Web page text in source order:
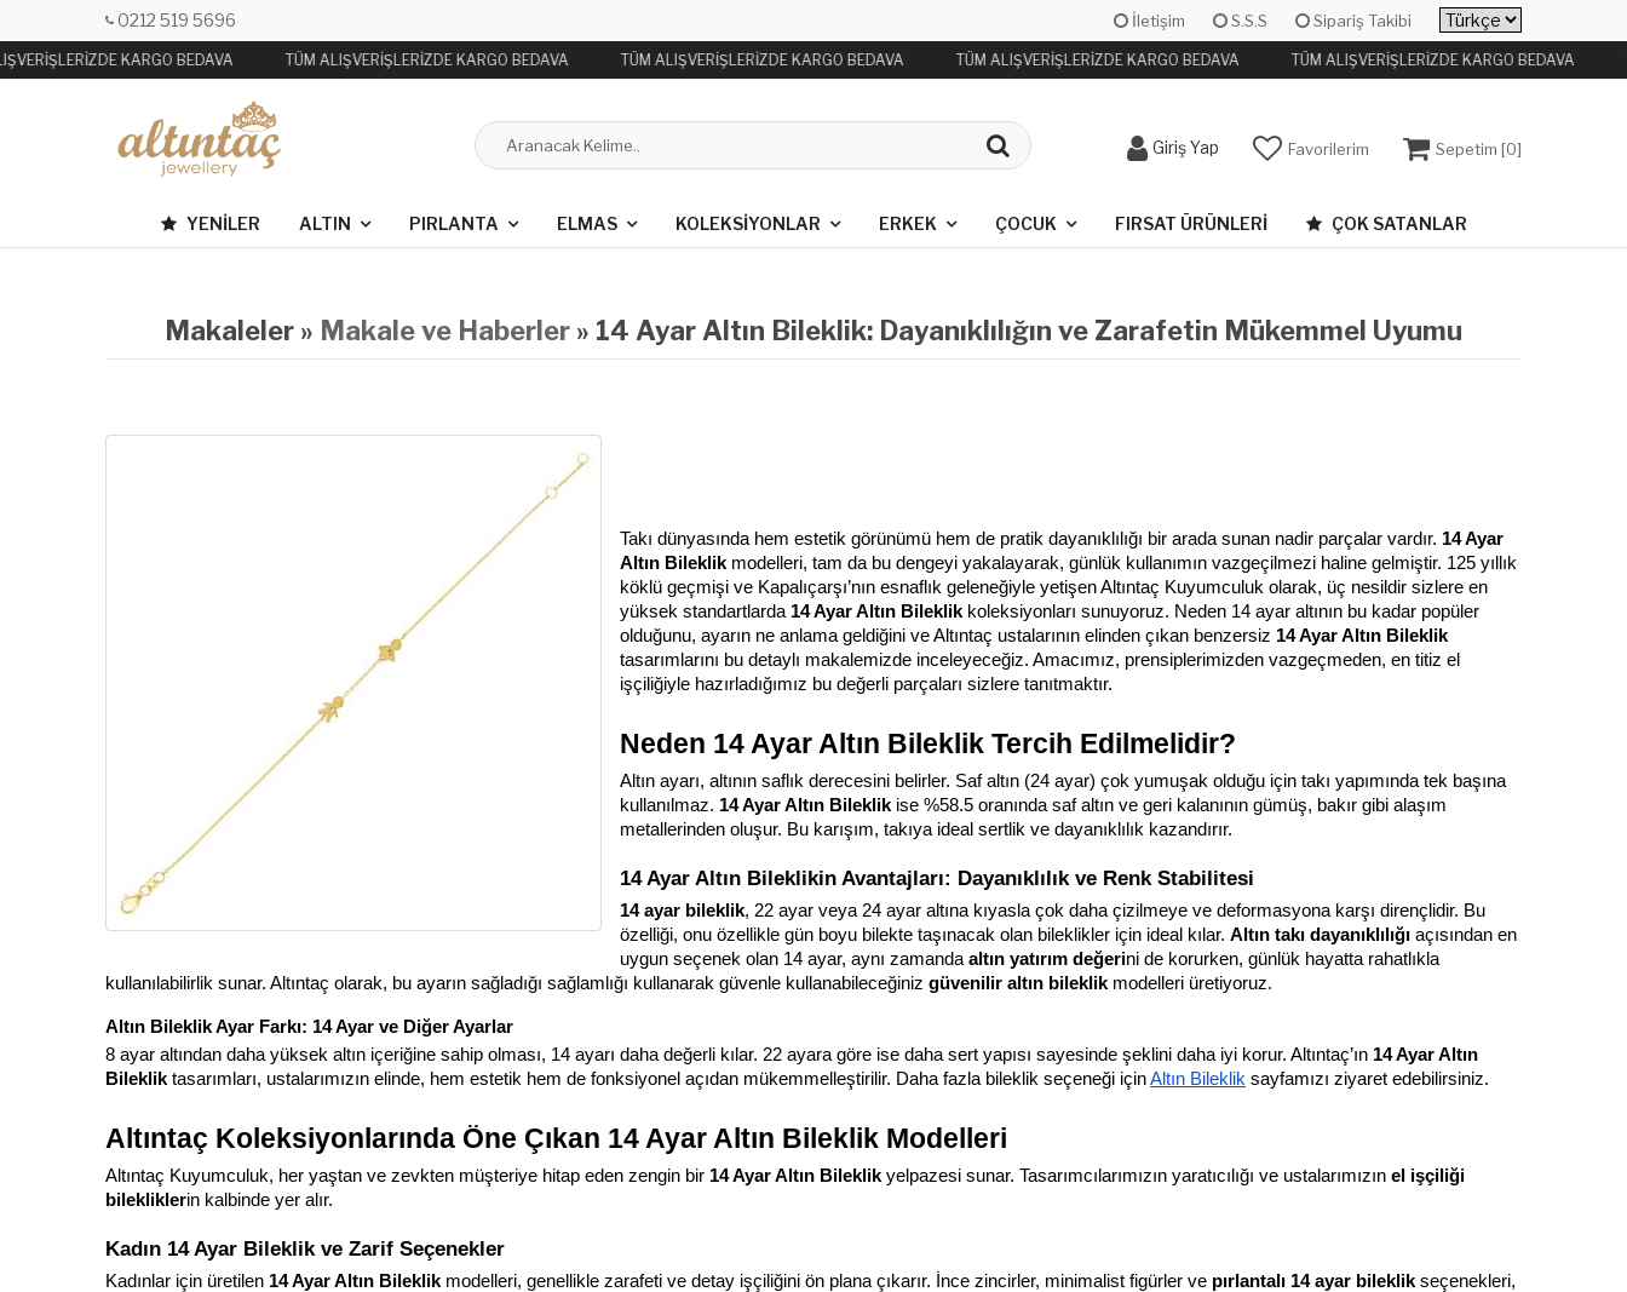
0212 519 5696 İletişim S.S.S Sipariş Takibi
KARGO BEDAVA TÜM ALIŞVERİŞLERİZDE KARGO BEDAVA TÜM ALIŞVERİŞLERİZDE KARGO BEDAVA TÜM ALIŞVERİŞLERİZDE KARGO BEDAVA TÜM ALIŞVERİŞLERİZDE KARGO BEDAVA
Giriş Yap Favorilerim Sepetim [0]
YENILER ALTIN PIRLANTA ELMAS KOLEKSIYONLAR ERKEK ÇOCUK FIRSAT ÜRÜNLERI ÇOK SATANLAR
Makaleler » Makale ve Haberler » 14 Ayar Altın Bileklik: Dayanıklılığın ve Zarafetin Mükemmel Uyumu
Takı dünyasında hem estetik görünümü hem de pratik dayanıklılığı bir arada sunan nadir parçalar vardır. 14 Ayar
Altın Bileklik modelleri, tam da bu dengeyi yakalayarak, günlük kullanımın vazgeçilmezi haline gelmiştir. 125 yıllık
köklü geçmişi ve Kapalıçarşı’nın esnaflık geleneğiyle yetişen Altıntaç Kuyumculuk olarak, üç nesildir sizlere en
yüksek standartlarda 14 Ayar Altın Bileklik koleksiyonları sunuyoruz. Neden 14 ayar altının bu kadar popüler
olduğunu, ayarın ne anlama geldiğini ve Altıntaç ustalarının elinden çıkan benzersiz 14 Ayar Altın Bileklik
tasarımlarını bu detaylı makalemizde inceleyeceğiz. Amacımız, prensiplerimizden vazgeçmeden, en titiz el
işçiliğiyle hazırladığımız bu değerli parçaları sizlere tanıtmaktır.
Neden 14 Ayar Altın Bileklik Tercih Edilmelidir?
Altın ayarı, altının saflık derecesini belirler. Saf altın (24 ayar) çok yumuşak olduğu için takı yapımında tek başına
kullanılmaz. 14 Ayar Altın Bileklik ise %58.5 oranında saf altın ve geri kalanının gümüş, bakır gibi alaşım
metallerinden oluşur. Bu karışım, takıya ideal sertlik ve dayanıklılık kazandırır.
14 Ayar Altın Bileklikin Avantajları: Dayanıklılık ve Renk Stabilitesi
14 ayar bileklik, 22 ayar veya 24 ayar altına kıyasla çok daha çizilmeye ve deformasyona karşı dirençlidir. Bu
özelliği, onu özellikle gün boyu bilekte taşınacak olan bileklikler için ideal kılar. Altın takı dayanıklılığı açısından en
uygun seçenek olan 14 ayar, aynı zamanda altın yatırım değerini de korurken, günlük hayatta rahatlıkla
kullanılabilirlik sunar. Altıntaç olarak, bu ayarın sağladığı sağlamlığı kullanarak güvenle kullanabileceğiniz güvenilir altın bileklik modelleri üretiyoruz.
Altın Bileklik Ayar Farkı: 14 Ayar ve Diğer Ayarlar
8 ayar altından daha yüksek altın içeriğine sahip olması, 14 ayarı daha değerli kılar. 22 ayara göre ise daha sert yapısı sayesinde şeklini daha iyi korur. Altıntaç’ın 14 Ayar Altın
Bileklik tasarımları, ustalarımızın elinde, hem estetik hem de fonksiyonel açıdan mükemmelleştirilir. Daha fazla bileklik seçeneği içinAltın Bileklik sayfamızı ziyaret edebilirsiniz.
Altıntaç Koleksiyonlarında Öne Çıkan 14 Ayar Altın Bileklik Modelleri
Altıntaç Kuyumculuk, her yaştan ve zevkten müşteriye hitap eden zengin bir 14 Ayar Altın Bileklik yelpazesi sunar. Tasarımcılarımızın yaratıcılığı ve ustalarımızın el işçiliği
bilekliklerin kalbinde yer alır.
Kadın 14 Ayar Bileklik ve Zarif Seçenekler
Kadınlar için üretilen 14 Ayar Altın Bileklik modelleri, genellikle zarafeti ve detay işçiliğini ön plana çıkarır. İnce zincirler, minimalist figürler ve pırlantalı 14 ayar bileklik seçenekleri,